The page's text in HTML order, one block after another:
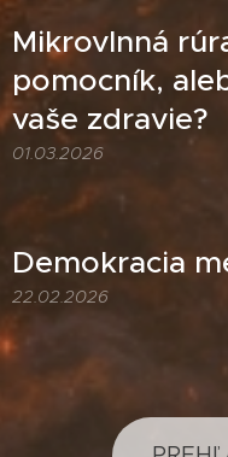
Mikrovlnná
pomocník,
vaše zdravie?
01.03.2026
Demokracia
22.02.2026